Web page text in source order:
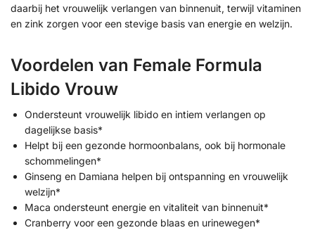
daarbij het vrouwelijk verlangen van binnenuit, terwijl vitaminen
en zink zorgen voor een stevige basis van energie en welzijn.
Voordelen van Female Formula
Libido Vrouw
Ondersteunt vrouwelijk libido en intiem verlangen op
dagelijkse basis*
Helpt bij een gezonde hormoonbalans, ook bij hormonale
schommelingen*
Ginseng en Damiana helpen bij ontspanning en vrouwelijk
welzijn*
Maca ondersteunt energie en vitaliteit van binnenuit*
Cranberry voor een gezonde blaas en urinewegen*